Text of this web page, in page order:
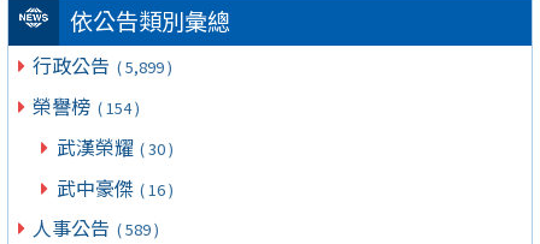
依公告類別彙總
行政公告 ( 5,899 )
榮譽榜 ( 154 )
武漢榮耀 ( 30 )
武中豪傑 ( 16 )
人事公告 ( 589 )